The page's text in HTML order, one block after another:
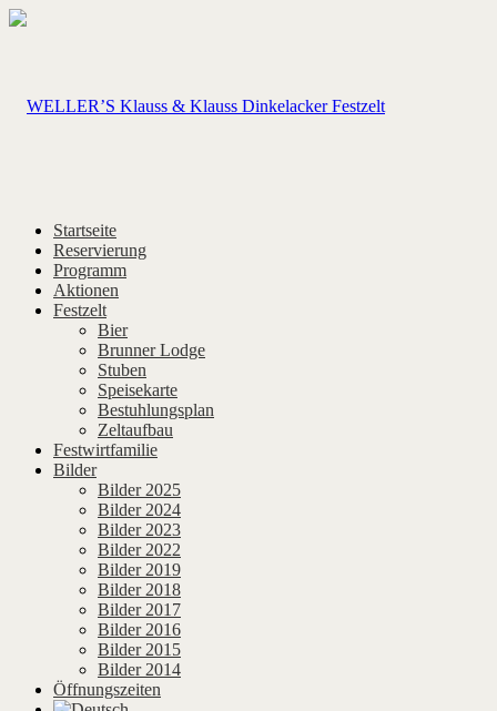
Startseite
Reservierung
Programm
Aktionen
Festzelt
Bier
Brunner Lodge
Stuben
Speisekarte
Bestuhlungsplan
Zeltaufbau
Festwirtfamilie
Bilder
Bilder 2025
Bilder 2024
Bilder 2023
Bilder 2022
Bilder 2019
Bilder 2018
Bilder 2017
Bilder 2016
Bilder 2015
Bilder 2014
Öffnungszeiten